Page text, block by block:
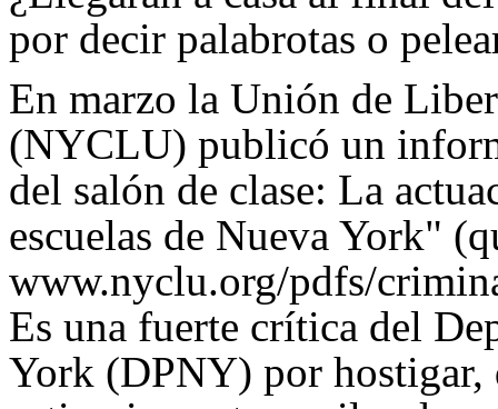
por decir palabrotas o
En marzo la Unión de
(NYCLU) publicó un
del salón de clase: La
escuelas de Nueva York"
www.nyclu.org/pdfs/
Es una fuerte crítica del
York (DPNY) por hostigar,